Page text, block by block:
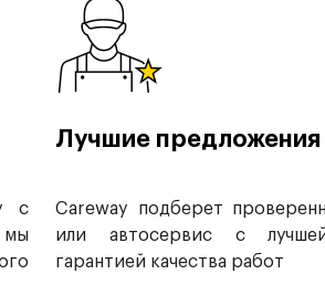
с
мы
Лучшие предложения
Careway подберет
или автосервис с
гарантией качества работ